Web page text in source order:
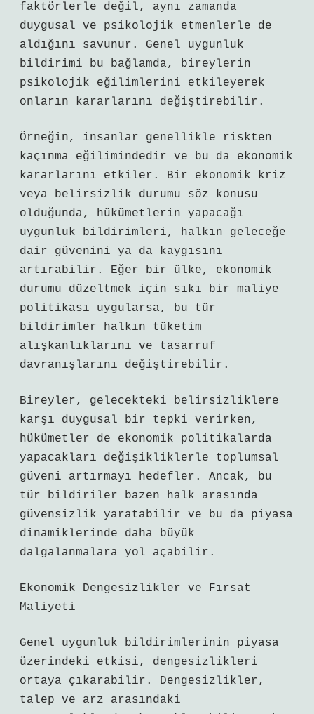
faktörlerle değil, aynı zamanda
duygusal ve psikolojik etmenlerle de
aldığını savunur. Genel uygunluk
bildirimi bu bağlamda, bireylerin
psikolojik eğilimlerini etkileyerek
onların kararlarını değiştirebilir.
Örneğin, insanlar genellikle riskten
kaçınma eğilimindedir ve bu da ekonomik
kararlarını etkiler. Bir ekonomik kriz
veya belirsizlik durumu söz konusu
olduğunda, hükümetlerin yapacağı
uygunluk bildirimleri, halkın geleceğe
dair güvenini ya da kaygısını
artırabilir. Eğer bir ülke, ekonomik
durumu düzeltmek için sıkı bir maliye
politikası uygularsa, bu tür
bildirimler halkın tüketim
alışkanlıklarını ve tasarruf
davranışlarını değiştirebilir.
Bireyler, gelecekteki belirsizliklere
karşı duygusal bir tepki verirken,
hükümetler de ekonomik politikalarda
yapacakları değişikliklerle toplumsal
güveni artırmayı hedefler. Ancak, bu
tür bildiriler bazen halk arasında
güvensizlik yaratabilir ve bu da piyasa
dinamiklerinde daha büyük
dalgalanmalara yol açabilir.
Ekonomik Dengesizlikler ve Fırsat
Maliyeti
Genel uygunluk bildirimlerinin piyasa
üzerindeki etkisi, dengesizlikleri
ortaya çıkarabilir. Dengesizlikler,
talep ve arz arasındaki